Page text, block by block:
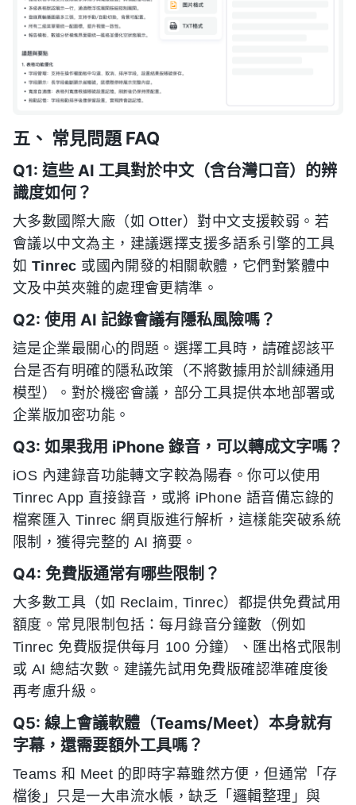
五、 常見問題 FAQ
Q1: 這些 AI 工具對於中文（含台灣口音）的辨
識度如何？
大多數國際大廠（如 Otter）對中文支援較弱。若
會議以中文為主，建議選擇支援多語系引擎的工具
如 Tinrec 或國內開發的相關軟體，它們對繁體中
文及中英夾雜的處理會更精準。
Q2: 使用 AI 記錄會議有隱私風險嗎？
這是企業最關心的問題。選擇工具時，請確認該平
台是否有明確的隱私政策（不將數據用於訓練通用
模型）。對於機密會議，部分工具提供本地部署或
企業版加密功能。
Q3: 如果我用 iPhone 錄音，可以轉成文字嗎？
iOS 內建錄音功能轉文字較為陽春。你可以使用
Tinrec App 直接錄音，或將 iPhone 語音備忘錄的
檔案匯入 Tinrec 網頁版進行解析，這樣能突破系統
限制，獲得完整的 AI 摘要。
Q4: 免費版通常有哪些限制？
大多數工具（如 Reclaim, Tinrec）都提供免費試用
額度。常見限制包括：每月錄音分鐘數（例如
Tinrec 免費版提供每月 100 分鐘）、匯出格式限制
或 AI 總結次數。建議先試用免費版確認準確度後
再考慮升級。
Q5: 線上會議軟體（Teams/Meet）本身就有
字幕，還需要額外工具嗎？
Teams 和 Meet 的即時字幕雖然方便，但通常「存
檔後」只是一大串流水帳，缺乏「邏輯整理」與